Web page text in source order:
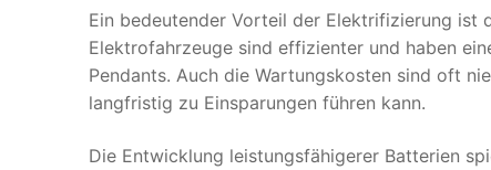
Ein bedeutender Vorteil der Elektrifizierung ist
Elektrofahrzeuge sind effizienter und haben
Pendants. Auch die Wartungskosten sind oft
langfristig zu Einsparungen führen kann.
Die Entwicklung leistungsfähigerer Batterien